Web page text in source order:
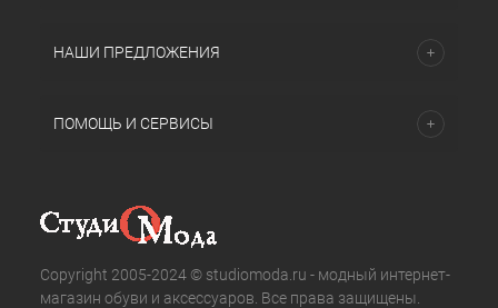
НАШИ ПРЕДЛОЖЕНИЯ
ПОМОЩЬ И СЕРВИСЫ
Copyright 2005-2024 © studiomoda.ru - модный интернет-
магазин обуви и аксессуаров. Все права защищены.